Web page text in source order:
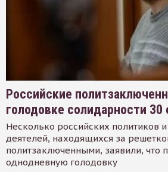
Российские
голодовке солидарности 30
Несколько российских политиков
деятелей, находящихся за
политзаключенными, заявили, что
однодневную голодовку